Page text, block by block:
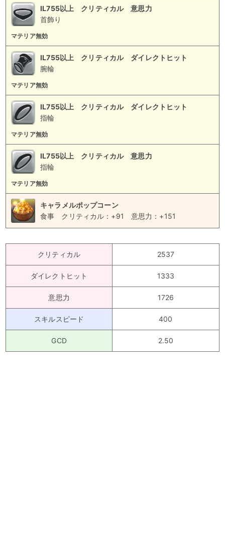
IL755以上 クリティカル 意思力
首飾り
マテリア無効
IL755以上 クリティカル ダイレクトヒット
腕輪
マテリア無効
IL755以上 クリティカル ダイレクトヒット
指輪
マテリア無効
IL755以上 クリティカル 意思力
指輪
マテリア無効
キャラメルポップコーン
食事
クリティカル：+91 意思力：+151
クリティカル 2537
ダイレクトヒット 1333
意思力 1726
スキルスピード 400
GCD 2.50